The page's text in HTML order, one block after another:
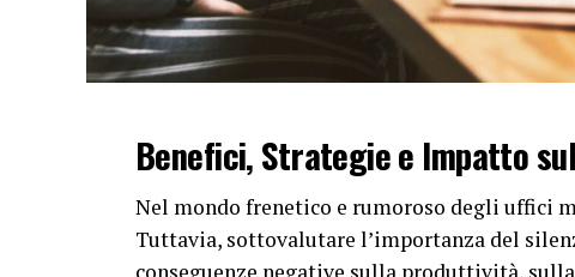
Benefici, Strategie e Impatto
Nel mondo frenetico e rumoroso degli uffici
Tuttavia, sottovalutare l’importanza del